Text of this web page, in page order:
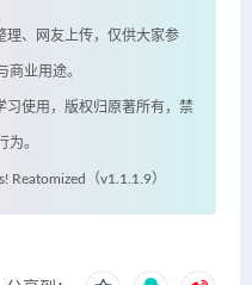
理、网友上传，仅供大家参
商业用途。
习使用，版权归原著所有，禁
为。
Reatomized（v1.1.1.9）